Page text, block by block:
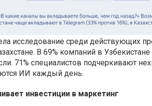
исследование среди действующих
В 69% компаний в
71% специалистов подчеркивают
ИИ каждый день.
инвестиции в маркетинг